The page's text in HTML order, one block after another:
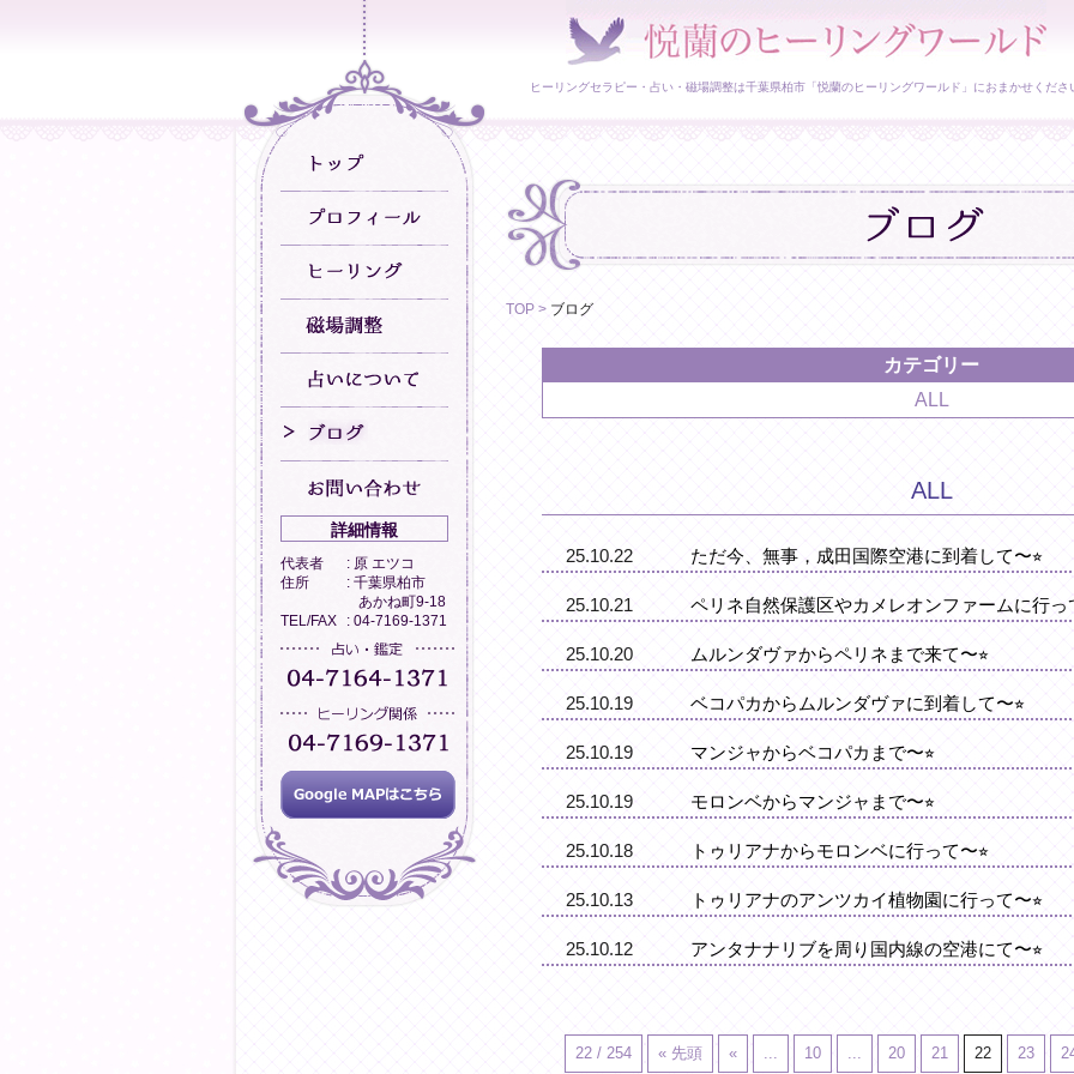
詳細情報
代表者
: 原 エツコ
住所
: 千葉県柏市
あかね町9-18
TEL/FAX
: 04-7169-1371
ヒーリングセラピー・占い・磁場調整は千葉県柏市「悦蘭のヒーリングワールド」におまかせくださ
TOP > ブログ
ALL
25.10.22 ただ今、無事，成田国際空港に到着して〜⭐︎
25.10.21 ペリネ自然保護区やカメレオンファームに行っ
25.10.20 ムルンダヴァからペリネまで来て〜⭐︎
25.10.19 ベコパカからムルンダヴァに到着して〜⭐︎
25.10.19 マンジャからベコパカまで〜⭐︎
25.10.19 モロンベからマンジャまで〜⭐︎
25.10.18 トゥリアナからモロンベに行って〜⭐︎
25.10.13 トゥリアナのアンツカイ植物園に行って〜⭐︎
25.10.12 アンタナナリブを周り国内線の空港にて〜⭐︎
22 / 254 « 先頭 « ... 10 ... 20 21 22 23
カテゴリー
ALL